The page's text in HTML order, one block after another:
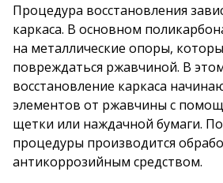
Процедура восстановления
каркаса. В основном
на металлические опоры,
повреждаться ржавчиной. В
восстановление каркаса
элементов от ржавчины с
щетки или наждачной бумаги.
процедуры производится
антикоррозийным средством.